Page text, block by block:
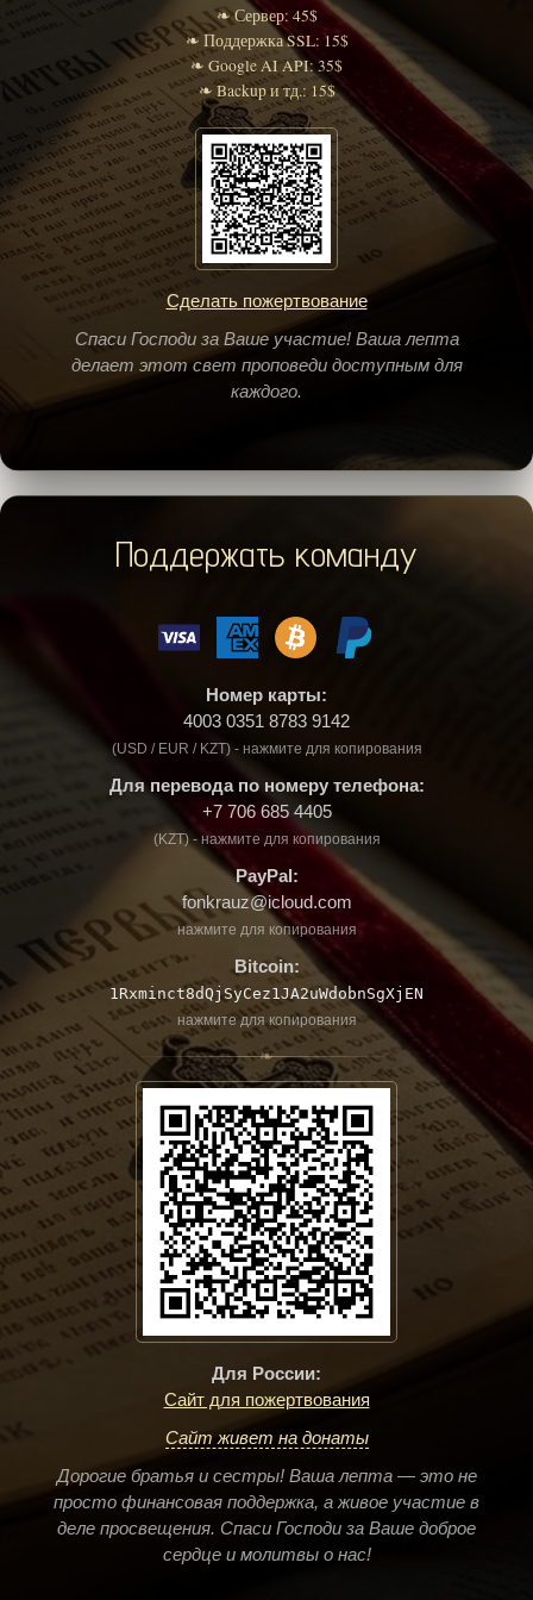
❧ Сервер: 45$
❧ Поддержка SSL: 15$
❧ Google AI API: 35$
❧ Backup и тд.: 15$
Сделать пожертвование
Спаси Господи за Ваше участие! Ваша лепта
делает этот свет проповеди доступным для
каждого.
Поддержать команду
Номер карты:
4003 0351 8783 9142
(USD / EUR / KZT) - нажмите для копирования
Для перевода по номеру телефона:
+7 706 685 4405
(KZT) - нажмите для копирования
PayPal:
fonkrauz@icloud.com
нажмите для копирования
Bitcoin:
1Rxminct8dQjSyCez1JA2uWdobnSgXjEN
нажмите для копирования
❧
Для России:
Сайт для пожертвования
Сайт живет на донаты
Дорогие братья и сестры! Ваша лепта — это не
просто финансовая поддержка, а живое участие в
деле просвещения. Спаси Господи за Ваше доброе
сердце и молитвы о нас!